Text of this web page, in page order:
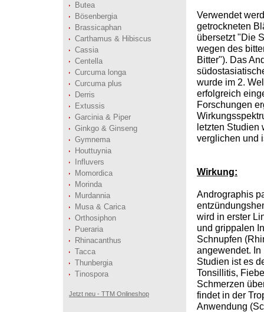
Butea
Bösenbergia
Brassicaphan
Carthamus & Hibiscus
Cassia
Centella
Curcuma longa
Curcuma plus
Derris
Extussis
Garcinia & Piper
Ginkgo & Ginseng
Gymnema
Houttuynia
Influvers
Momordica
Morinda
Murdannia
Musa & Carica
Orthosiphon
Pueraria
Rhinacanthus
Tacca
Thunbergia
Tinospora
Jetzt neu - TTM Onlineshop
Verwendet
getrockneten
übersetzt "Die
wegen des
Bitter"). Das
wurde im 2.
erfolgreich
Forschungen
letzten Studien
verglichen und
Wirkung:
Andrographis
wird in erster
und grippalen
Schnupfen
angewendet.
Studien ist es
Tonsillitis,
Schmerzen
findet in der
Anwendung